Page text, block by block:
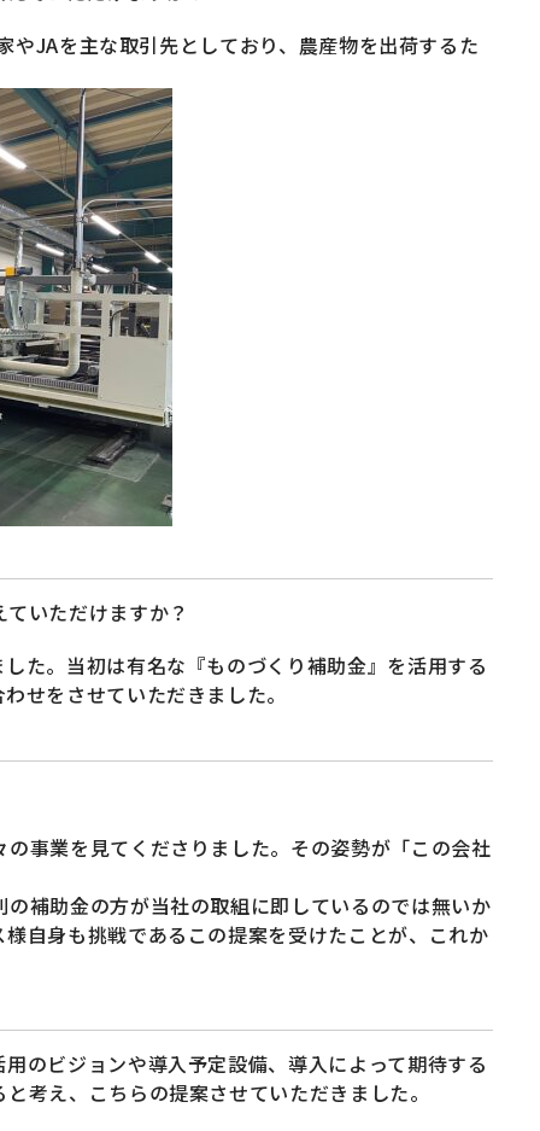
JAを主な取引先としており、農産物を出荷するた
いただけますか？
た。当初は有名な『ものづくり補助金』を活用する
せをさせていただきました。
事業を見てくださりました。その姿勢が「この会社
補助金の方が当社の取組に即しているのでは無いか
自身も挑戦であるこの提案を受けたことが、これか
のビジョンや導入予定設備、導入によって期待する
考え、こちらの提案させていただきました。